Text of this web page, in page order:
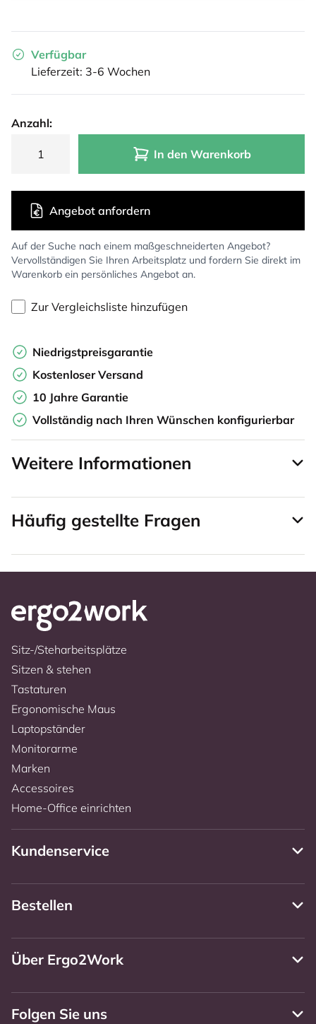
Verfügbar
Lieferzeit: 3-6 Wochen
Anzahl:
In den Warenkorb
Auf der Suche nach einem maßgeschneiderten Angebot?
Vervollständigen Sie Ihren Arbeitsplatz und fordern Sie direkt im
Warenkorb ein persönliches Angebot an.
Angebot anfordern
Zur Vergleichsliste hinzufügen
Niedrigstpreisgarantie
Kostenloser Versand
10 Jahre Garantie
Vollständig nach Ihren Wünschen konfigurierbar
Weitere Informationen
Häufig gestellte Fragen
Sitz-/Steharbeitsplätze
Sitzen & stehen
Tastaturen
Ergonomische Maus
Laptopständer
Monitorarme
Marken
Accessoires
Home-Office einrichten
Kundenservice
Bestellen
Über Ergo2Work
Folgen Sie uns